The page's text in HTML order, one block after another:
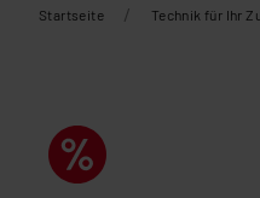
Startseite / Technik für Ihr